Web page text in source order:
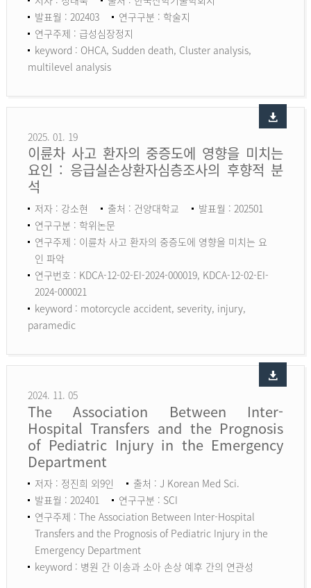
발표월 : 202403
연구구분 : 학술지
연구주제 : 급성심장정지
keyword : OHCA, Sudden death, Cluster analysis,
multilevel analysis
2025. 01. 19
이륜차 사고 환자의 중증도에 영향을 미치는
요인 : 응급실손상환자심층조사의 후향적 분
석
저자 : 강소현 출처 : 건양대학교
발표월 : 202501
연구구분 : 학위논문
연구주제 : 이륜차 사고 환자의 중증도에 영향을 미치는 요
인 파악
연구번호 : KDCA-12-02-EI-2024-000019, KDCA-12-02-EI-
2024-000021
keyword : motorcycle accident, severity, injury,
paramedic
2024. 11. 05
The Association Between Inter-
Hospital Transfers and the Prognosis
of Pediatric Injury in the Emergency
Department
저자 : 정진희 외9인
출처 : J Korean Med Sci.
발표월 : 202401
연구구분 : SCI
연구주제 : The Association Between Inter-Hospital
Transfers and the Prognosis of Pediatric Injury in the
Emergency Department
keyword : 병원 간 이송과 소아 손상 예후 간의 연관성